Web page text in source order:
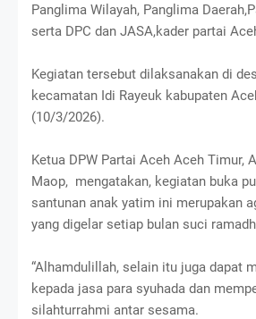
Panglima Wilayah, Panglima
serta DPC dan JASA,kader partai
Kegiatan tersebut dilaksanakan di
kecamatan Idi Rayeuk kabupaten
(10/3/2026).
Ketua DPW Partai Aceh Aceh Timur,
Maop, mengatakan, kegiatan buka
santunan anak yatim ini merupakan
yang digelar setiap bulan suci
“Alhamdulillah, selain itu juga dapat
kepada jasa para syuhada dan
silahturrahmi antar sesama.